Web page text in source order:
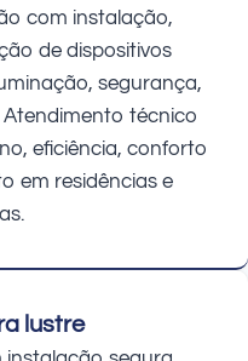
com instalação,
de dispositivos
segurança,
técnico
eficiência, conforto
em residências e
lustre